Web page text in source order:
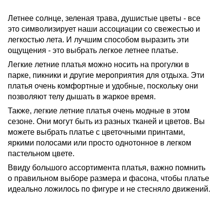
Летнее солнце, зеленая трава, душистые цветы - все
это символизирует наши ассоциации со свежестью и
легкостью лета. И лучшим способом выразить эти
ощущения - это выбрать легкое летнее платье.
Легкие летние платья можно носить на прогулки в
парке, пикники и другие мероприятия для отдыха. Эти
платья очень комфортные и удобные, поскольку они
позволяют телу дышать в жаркое время.
Также, легкие летние платья очень модные в этом
сезоне. Они могут быть из разных тканей и цветов. Вы
можете выбрать платье с цветочными принтами,
яркими полосами или просто однотонное в легком
пастельном цвете.
Ввиду большого ассортимента платья, важно помнить
о правильном выборе размера и фасона, чтобы платье
идеально ложилось по фигуре и не стесняло движений.